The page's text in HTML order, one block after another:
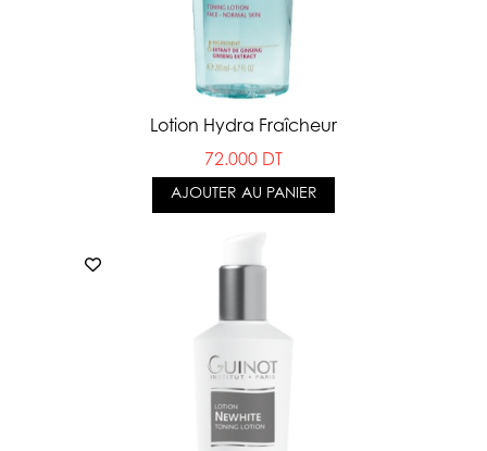
Lotion Hydra Fraîcheur
72.000 DT
AJOUTER AU PANIER